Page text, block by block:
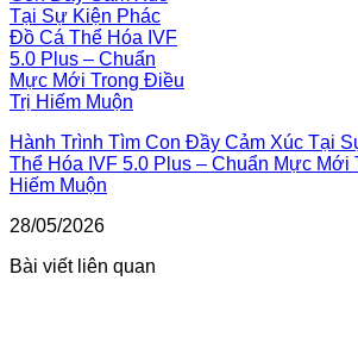
Hành Trình Tìm Con Đầy Cảm Xúc Tại
Thể Hóa IVF 5.0 Plus – Chuẩn Mực Mới
Hiếm Muộn
28/05/2026
Bài viết liên quan